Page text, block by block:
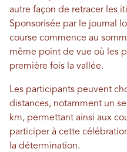
autre façon de retracer les
Sponsorisée par le journal
course commence au
même point de vue où les
première fois la vallée.
Les participants peuvent
distances, notamment un
km, permettant ainsi aux
participer à cette
la détermination.